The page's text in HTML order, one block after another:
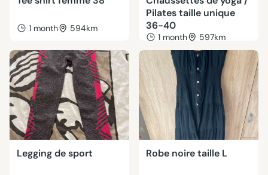
1 month 594km
Pilates taille unique
36-40
1 month 597km
Legging de sport Robe noire taille L